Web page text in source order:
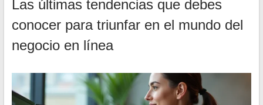
Las últimas tendencias que debes
conocer para triunfar en el mundo del
negocio en línea